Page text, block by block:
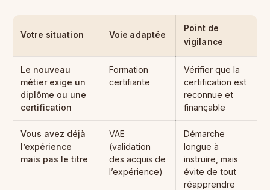
Votre situation Voie adaptée
Point de
vigilance
Le nouveau
métier exige un
diplôme ou une
certification
Formation
certifiante
Vérifier que la
certification est
reconnue et
finançable
Vous avez déjà
l’expérience
mais pas le titre
VAE
(validation
des acquis de
l’expérience)
Démarche
longue à
instruire, mais
évite de tout
réapprendre